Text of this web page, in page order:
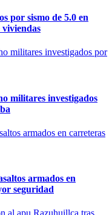
por sismo de 5.0 en
viviendas
militares investigados
armados en
seguridad